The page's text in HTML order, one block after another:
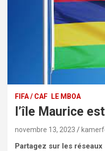
FIFA / CAF LE MBOA
l’île Maurice
novembre 13, 2023
Partagez sur les réseaux